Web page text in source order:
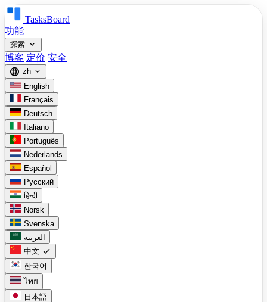
TasksBoard
功能
探索 expand_more
博客 定价 安全
language zh expand_more
English
Français
Deutsch
Italiano
Português
Nederlands
Español
Русский
हिन्दी
Norsk
Svenska
العربية
中文 check
한국어
ไทย
日本語